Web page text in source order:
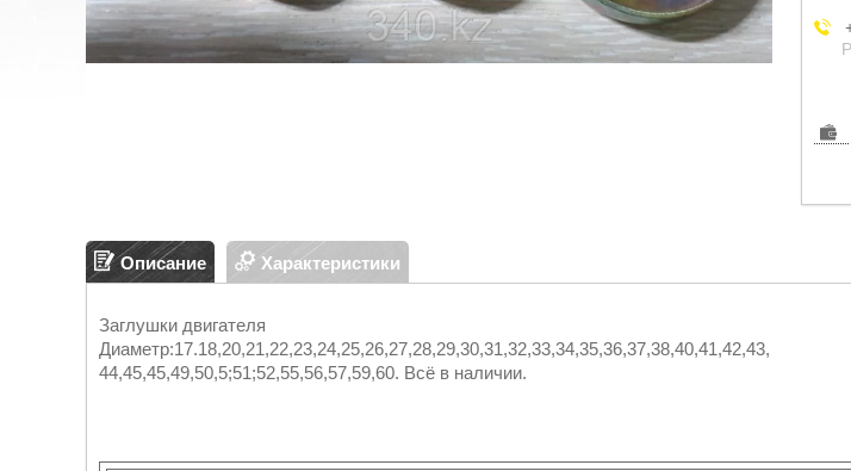
Описание Характеристики
Заглушки двигателя
Диаметр:17.18,20,21,22,23,24,25,26,27,28,29,30,31,32,33,34,35,36,37,38,40,41,42,43,
44,45,45,49,50,5;51;52,55,56,57,59,60. Всё в наличии.